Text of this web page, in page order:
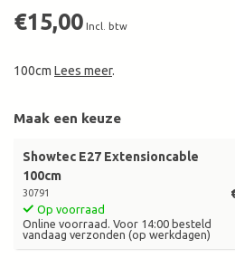
€15,00 Incl. btw
100cm Lees meer.
Maak een keuze
Showtec E27 Extensioncable
100cm
30791
Op voorraad
Online voorraad. Voor 14:00 besteld
vandaag verzonden (op werkdagen)